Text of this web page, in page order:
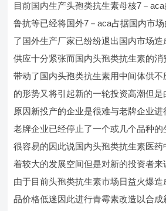
目前国内生产头孢类抗生素母核7－
鲁抗等已经将国外7－aca占据国内市
了国外生产厂家已纷纷退出国内市场
供应十分紧张而国内头孢类抗生素的
带动了国内头孢类抗生素用中间体供
的形势又将引起新的一轮投资高潮但
原因新投产的企业是很难与老牌企业
老牌企业已经停止了一个或几个品种
很容易的因此说国内头孢类抗生素医
着较大的发展空间但是对新的投资者
由于目前头孢类抗生素市场日益火爆
品价格低迷因此进行青霉素改造以合